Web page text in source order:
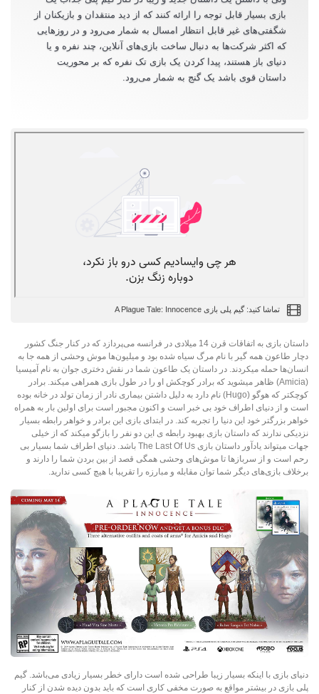
بازی بسیار قابل توجه را ارائه کنند که از دید منتقدان و بازیکنان از
شگفتی‌های غیر قابل انتظار امسال به شمار ‌می‌رود و در روزهایی
که اکثر شرکت‌ها به دنبال ساخت بازی‌های آنلاین، چند نفره و یا
دنیای باز هستند، پیدا کردن یک بازی تک نفره که بر محوریت
داستان قوی باشد یک گنج به شمار ‌می‌رود.
تماشا کنید: گیم پلی بازی A Plague Tale: Innocence
داستان بازی به اتفاقات قرن 14 میلادی در فرانسه ‌می‌پردازد که در کنار جنگ کشور
دچار طاعون همه گیر با نام مرگ سیاه شده بود و میلیون‌ها موش وحشی از همه جا به
انسان‌ها حمله میکردند. در داستان یک طاعون شما در نقش دختری جوان به نام آمیسیا
(Amicia) ظاهر میشوید که برادر کوچکش او را در طول بازی همراهی میکند. برادر
کوچکتر که هوگو (Hugo) نام دارد به دلیل داشتن بیماری نادر از زمان تولد در خانه بوده
است و از دنیای اطراف خود بی خبر است و اکنون مجبور است برای اولین بار به همراه
خواهر بزرگتر خود این دنیا را تجربه کند. در ابتدای بازی این برادر و خواهر رابطه بسیار
نزدیکی ندارند که داستان بازی بهبود رابطه ی این دو نفر را بازگو میکند که از خیلی
جهات میتواند یادآور داستان بازی The Last Of Us باشد. دنیای اطراف شما بسیار بی
رحم است و از سرباز‌ها تا موش‌های وحشی همگی قصد از بین بردن شما را دارند و
برخلاف بازی‌های دیگر شما توان مقابله و مبارزه را تقریبا با هیچ کسی ندارید.
دنیای بازی با اینکه بسیار زیبا طراحی شده است دارای خطر بسیار زیادی ‌می‌باشد. گیم
پلی بازی در بیشتر مواقع به صورت مخفی کاری است که باید بدون دیده شدن از کنار